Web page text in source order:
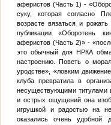
аферистов (Часть 1) -
суку, которая согласно
возрасте вязаться и
публикации «Оборотень
аферистов (Часть 2)» -
это обычный для НРКА
настроению. Поветь о
уродстве», «ловким
клуба превратила в
несуществующими титулами
и острых ощущений она
игрушкой и радостью на
оказались очень удобной